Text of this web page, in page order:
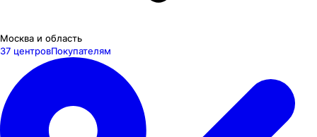
Москва и область
37 центровПокупателям